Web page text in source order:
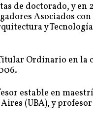
de doctorado, y
Asociados
y
Ordinario en la
estable en
(UBA), y